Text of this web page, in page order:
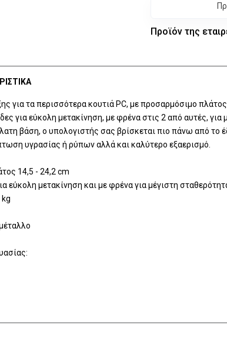
Προϊόν της
για τα περισσότερα κουτιά PC, με προσαρμόσιμο
για εύκολη μετακίνηση, με φρένα στις 2 από αυτές, για
βάση, ο υπολογιστής σας βρίσκεται πιο πάνω από το
υγρασίας ή ρύπων αλλά και καλύτερο εξαερισμό.
14,5 - 24,2 cm
εύκολη μετακίνηση και με φρένα για μέγιστη
kg